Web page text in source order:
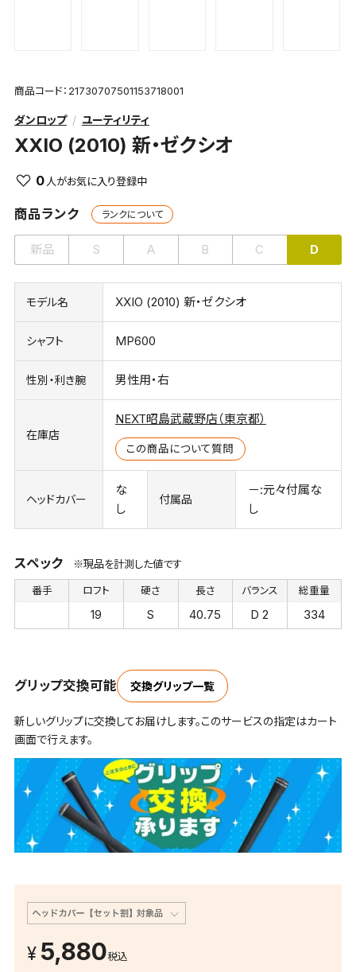
商品コード：21730707501153718001
ダンロップ ユーティリティ
XXIO (2010) 新・ゼクシオ
0
商品ランク ランクについて
新品 S A B C D
モデル名 XXIO (2010) 新・ゼクシオ
シャフト MP600
性別・利き腕 男性用・右
在庫店
NEXT昭島武蔵野店（東京都）
この商品について質問
ヘッドカバー
な
し
付属品
－:元々付属な
し
スペック ※現品を計測した値です
番手 ロフト
19
硬さ
S
長さ
40.75
バランス
D 2
総重量
334
グリップ交換可能 交換グリップ一覧
新しいグリップに交換してお届けします。このサービスの指定はカート
画面で行えます。
5,880税込